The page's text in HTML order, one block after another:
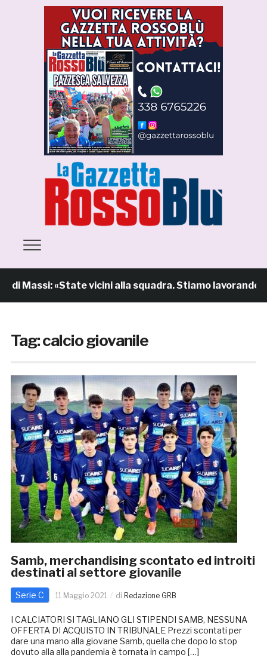
Massi: «State vicini alla squadra. Stiamo lavorando
Tag:calcio giovanile
Samb, merchandising scontato ed introiti
destinati al settore giovanile
Serie C 11 Maggio 2021 di Redazione GRB
I CALCIATORI SI TAGLIANO GLI STIPENDI SAMB, NESSUNA
OFFERTA DI ACQUISTO IN TRIBUNALE Prezzi scontati per
dare una mano alla giovane Samb, quella che dopo lo stop
dovuto alla alla pandemia è tornata in campo […]